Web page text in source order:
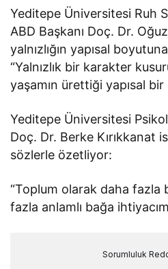
Yeditepe Üniversitesi Ruh
ABD Başkanı Doç. Dr.
yalnızlığın yapısal
“Yalnızlık bir karakter
yaşamın ürettiği yapısal
Yeditepe Üniversitesi
Doç. Dr. Berke Kırıkkanat
sözlerle özetliyor:
“Toplum olarak daha fazla
fazla anlamlı bağa
Sorumluluk